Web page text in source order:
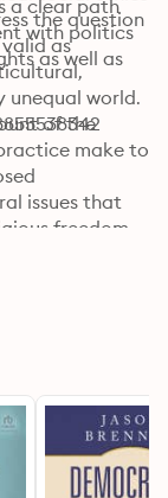
the question
as
unequal world.
of the
make to
issues that
freedom,
inequality,
a clear path
with politics
as well as